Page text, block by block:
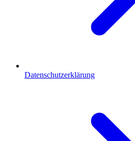
Datenschutzerklärung